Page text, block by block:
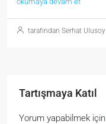
tarafından Serhat Ulusoy
Tartışmaya Katıl
Yorum yapabilmek için